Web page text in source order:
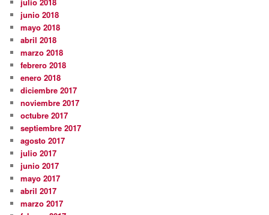
junio 2018
mayo 2018
abril 2018
marzo 2018
febrero 2018
enero 2018
diciembre 2017
noviembre 2017
octubre 2017
septiembre 2017
agosto 2017
julio 2017
junio 2017
mayo 2017
abril 2017
marzo 2017